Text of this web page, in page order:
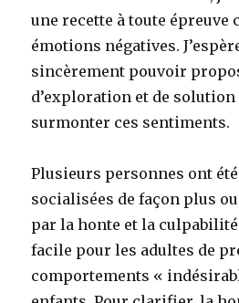
une recette à toute épreuve
émotions négatives.
sincèrement pouvoir
d’exploration et de
surmonter ces sentiments.
Plusieurs personnes ont
socialisées de façon plus
par la honte et la
facile pour les adultes de
comportements «